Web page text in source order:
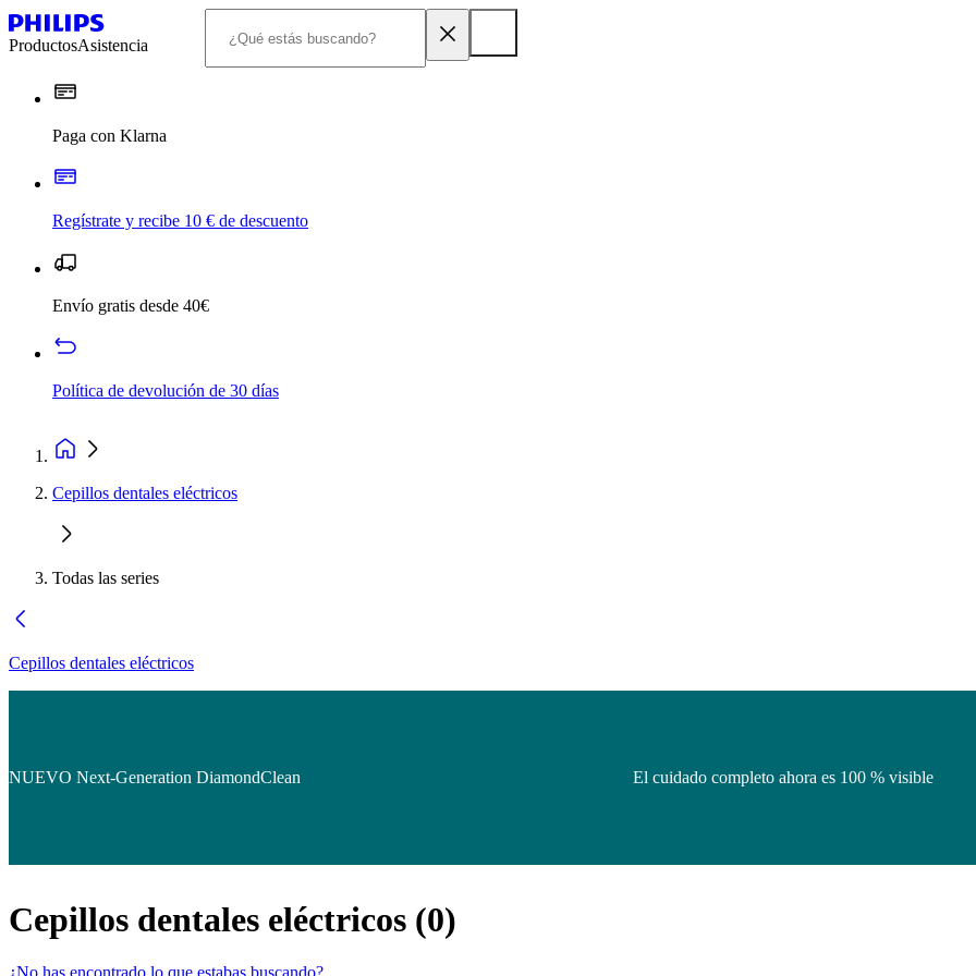
ProductosAsistencia
Paga con Klarna
Regístrate y recibe 10 € de descuento
Envío gratis desde 40€
Política de devolución de 30 días
Cepillos dentales eléctricos
Todas las series
Cepillos dentales eléctricos
NUEVO Next-Generation DiamondClean El cuidado completo ahora es 100 % visible
Cepillos dentales eléctricos (0)